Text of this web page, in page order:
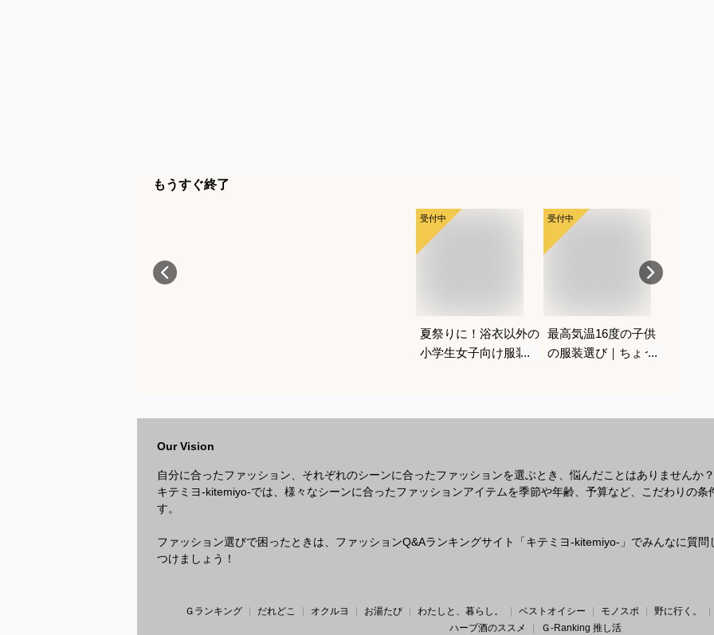
もうすぐ終了
受付中
夏祭りに！浴衣以外の
小学生女子向け服装の
受付中
最高気温16度の子供
の服装選び｜ちょうど
Our Vision
自分に合ったファッション、それぞれのシーンに合ったファッションを選ぶとき、悩んだことはありませんか？
キテミヨ-kitemiyo-では、様々なシーンに合ったファッションアイテムを季節や年齢、予算など、こだわりの条
す。
ファッション選びで困ったときは、ファッションQ&Aランキングサイト「キテミヨ-kitemiyo-」でみんなに質
つけましょう！
Ｇランキング だれどこ オクルヨ お湯たび わたしと、暮らし。 ベストオイシー モノスポ 野に行く。
ハーブ酒のススメ
Ｇ-Ranking 推し活